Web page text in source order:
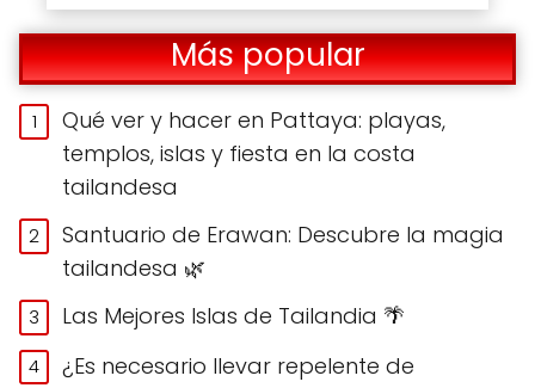
Más popular
Qué ver y hacer en Pattaya: playas,
templos, islas y fiesta en la costa
tailandesa
Santuario de Erawan: Descubre la magia
tailandesa 🌿
Las Mejores Islas de Tailandia 🌴
¿Es necesario llevar repelente de